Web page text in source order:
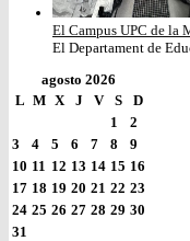
El Campus UPC de la
El Departament de
agosto 2026
L M X J V S
D
1
2
3
4 5 6 7 8
9
10 11 12 13 14 15 16
17 18 19 20 21 22 23
24 25 26 27 28 29 30
31